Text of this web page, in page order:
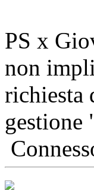
PS x
non
richiesta
gestione